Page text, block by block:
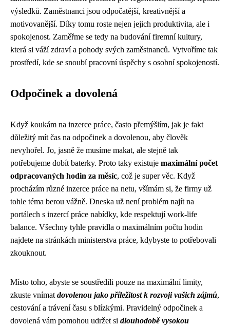
výsledků. Zaměstnanci jsou odpočatější, kreativnější a
motivovanější. Díky tomu roste nejen jejich produktivita, ale i
spokojenost. Zaměřme se tedy na budování firemní kultury,
která si váží zdraví a pohody svých zaměstnanců. Vytvoříme tak
prostředí, kde se snoubí pracovní úspěchy s osobní spokojeností.
Odpočinek a dovolená
Když koukám na inzerce práce, často přemýšlím, jak je fakt
důležitý mít čas na odpočinek a dovolenou, aby člověk
nevyhořel. Jo, jasně že musíme makat, ale stejně tak
potřebujeme dobít baterky. Proto taky existuje maximální počet
odpracovaných hodin za měsíc, což je super věc. Když
procházím různé inzerce práce na netu, všímám si, že firmy už
tohle téma berou vážně. Dneska už není problém najít na
portálech s inzercí práce nabídky, kde respektují work-life
balance. Všechny tyhle pravidla o maximálním počtu hodin
najdete na stránkách ministerstva práce, kdybyste to potřebovali
zkouknout.
Místo toho, abyste se soustředili pouze na maximální limity,
zkuste vnímat dovolenou jako příležitost k rozvoji vašich zájmů,
cestování a trávení času s blízkými. Pravidelný odpočinek a
dovolená vám pomohou udržet si dlouhodobě vysokou